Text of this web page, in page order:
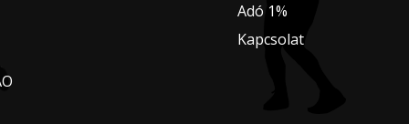
Adó 1%
Kapcsolat